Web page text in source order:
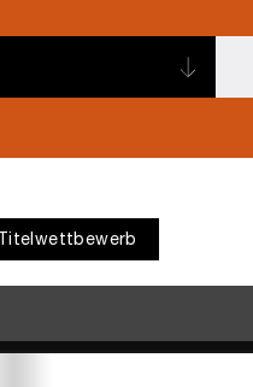
Titelwettbewerb